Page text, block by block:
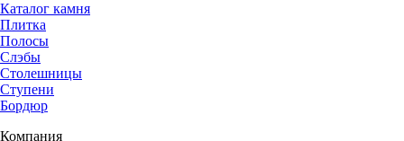
Каталог камня
Плитка
Полосы
Слэбы
Столешницы
Ступени
Бордюр
Компания